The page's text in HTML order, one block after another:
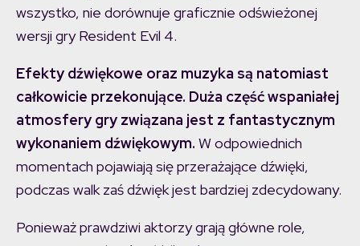
wszystko, nie dorównuje graficznie odświeżonej
wersji gry Resident Evil 4.
Efekty dźwiękowe oraz muzyka są natomiast
całkowicie przekonujące. Duża część wspaniałej
atmosfery gry związana jest z fantastycznym
wykonaniem dźwiękowym. W odpowiednich
momentach pojawiają się przerażające dźwięki,
podczas walk zaś dźwięk jest bardziej zdecydowany.
Ponieważ prawdziwi aktorzy grają główne role,